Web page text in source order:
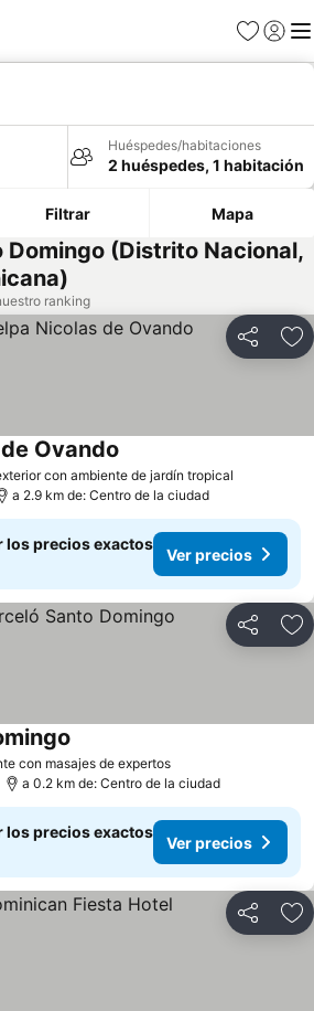
Favoritos
Iniciar
Huéspedes/habitaciones
2 huéspedes, 1 habitación
Filtrar Mapa
Domingo (Distrito Nacional,
ranking
Compartir
con ambiente de jardín tropical
Ovando
a 2.9 km de: Centro de la ciudad
los precios exactos
Ver precios
Compartir
con masajes de expertos
a 0.2 km de: Centro de la ciudad
los precios exactos
Ver precios
Compartir